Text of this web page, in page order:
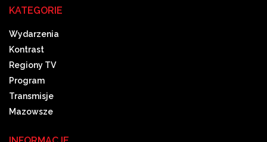
KATEGORIE
Wydarzenia
Kontrast
Regiony TV
Program
Transmisje
Mazowsze